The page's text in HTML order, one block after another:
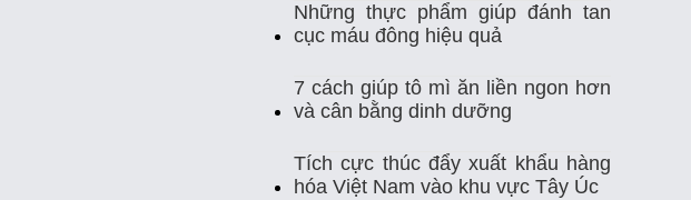
Tempmate-M1 Theo Dõi Nhiệt Độ
Thị Trường Xuất Khẩu Thủy Sản
Thủy Sản Việt Nam Thủy Sản Xuất Khẩu
Những thực phẩm giúp đánh tan
cục máu đông hiệu quả
7 cách giúp tô mì ăn liền ngon hơn
và cân bằng dinh dưỡng
Tích cực thúc đẩy xuất khẩu hàng
hóa Việt Nam vào khu vực Tây Úc